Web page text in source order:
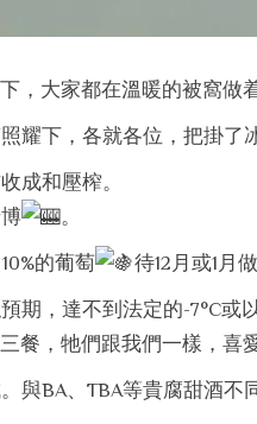
，大家都在溫暖的被窩
耀下，各就各位，把掛了
成和壓榨。
。
的葡萄 待12月或1月
期，達不到法定的-7°C或
餐，牠們跟我們一樣，喜
與BA、TBA等貴腐甜酒